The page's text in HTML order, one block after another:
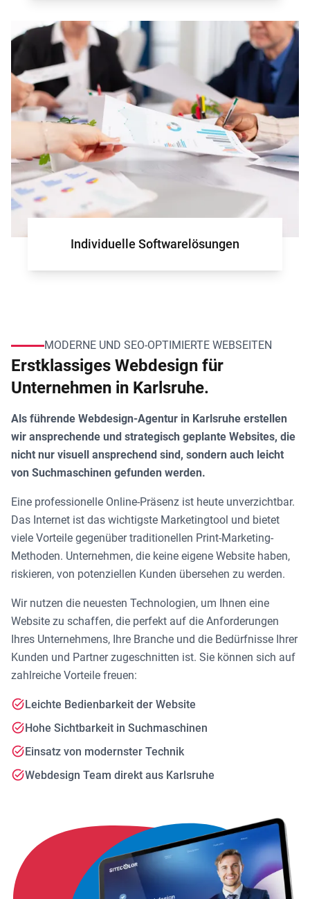
Individuelle Softwarelösungenfür Ihr
MODERNE UND SEO-OPTIMIERTE WEBSEITEN
Erstklassiges Webdesign für
Unternehmen in Karlsruhe.
Als führende Webdesign-Agentur in Karlsruhe erstellen
wir ansprechende und strategisch geplante Websites, die
nicht nur visuell ansprechend sind, sondern auch leicht
von Suchmaschinen gefunden werden.
Eine professionelle Online-Präsenz ist heute unverzichtbar.
Das Internet ist das wichtigste Marketingtool und bietet
viele Vorteile gegenüber traditionellen Print-Marketing-
Methoden. Unternehmen, die keine eigene Website haben,
riskieren, von potenziellen Kunden übersehen zu werden.
Wir nutzen die neuesten Technologien, um Ihnen eine
Website zu schaffen, die perfekt auf die Anforderungen
Ihres Unternehmens, Ihre Branche und die Bedürfnisse Ihrer
Kunden und Partner zugeschnitten ist. Sie können sich auf
zahlreiche Vorteile freuen:
Leichte Bedienbarkeit der Website
Hohe Sichtbarkeit in Suchmaschinen
Einsatz von modernster Technik
Webdesign Team direkt aus Karlsruhe